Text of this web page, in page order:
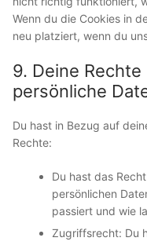
Wenn du die Cookies in
neu platziert, wenn du
9. Deine
persönliche
Du hast in Bezug auf
Rechte:
Du hast das
persönlichen
passiert und wie
Zugriffsrecht: Du